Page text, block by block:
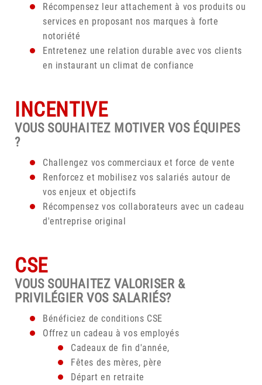
Récompensez leur attachement à vos produits ou
services en proposant nos marques à forte
notoriété
Entretenez une relation durable avec vos clients
en instaurant un climat de confiance
INCENTIVE
VOUS SOUHAITEZ MOTIVER VOS ÉQUIPES
?
Challengez vos commerciaux et force de vente
Renforcez et mobilisez vos salariés autour de
vos enjeux et objectifs
Récompensez vos collaborateurs avec un cadeau
d'entreprise original
CSE
VOUS SOUHAITEZ VALORISER &
PRIVILÉGIER VOS SALARIÉS?
Bénéficiez de conditions CSE
Offrez un cadeau à vos employés
Cadeaux de fin d'année,
Fêtes des mères, père
Départ en retraite